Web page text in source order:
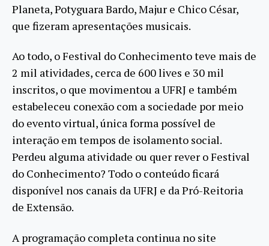
Planeta, Potyguara Bardo, Majur e Chico César,
que fizeram apresentações musicais.
Ao todo, o Festival do Conhecimento teve mais de
2 mil atividades, cerca de 600 lives e 30 mil
inscritos, o que movimentou a UFRJ e também
estabeleceu conexão com a sociedade por meio
do evento virtual, única forma possível de
interação em tempos de isolamento social.
Perdeu alguma atividade ou quer rever o Festival
do Conhecimento? Todo o conteúdo ficará
disponível nos canais da UFRJ e da Pró-Reitoria
de Extensão.
A programação completa continua no site